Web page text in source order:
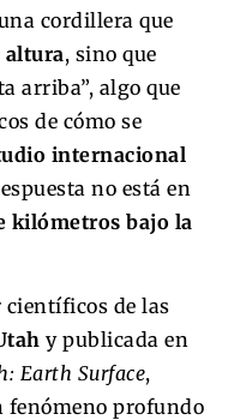
cordillera que
altura, sino que
arriba”, algo que
de cómo se
internacional
no está en
kilómetros bajo la
de las
y publicada en
Earth Surface,
fenómeno profundo